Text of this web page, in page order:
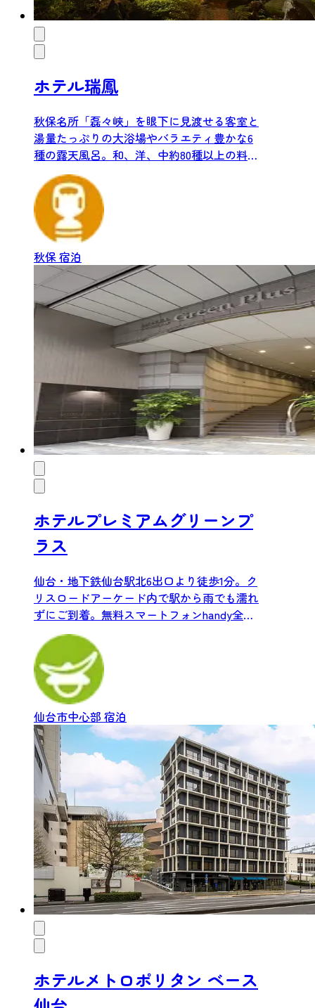
ホテル瑞鳳
秋保名所「磊々峡」を眼下に見渡せる客室と
湯量たっぷりの大浴場やバラエティ豊かな6
種の露天風呂。和、洋、中約80種以上の料理
を存分に楽しめるビュッ...
秋保宿泊
ホテルプレミアムグリーンプ
ラス
仙台・地下鉄仙台駅北6出口より徒歩1分。ク
リスロードアーケード内で駅から雨でも濡れ
ずにご到着。無料スマートフォンhandy全室
完備。品数豊富な手...
仙台市中心部 宿泊
ホテルメトロポリタン ベース